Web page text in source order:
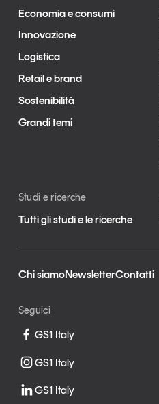
Economia e consumi
Innovazione
Logistica
Retail e brand
Sostenibilità
Grandi temi
Studi e ricerche
Tutti gli studi e le ricerche
Chi siamoNewsletterContatti
Seguici
GS1 Italy
GS1 Italy
GS1 Italy